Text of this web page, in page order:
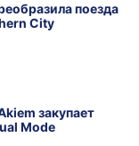
поезда
City
закупает
Mode